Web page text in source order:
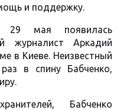
и поддержку.
29 мая появилась
журналист Аркадий
в Киеве. Неизвестный
в спину Бабченко,
Бабченко